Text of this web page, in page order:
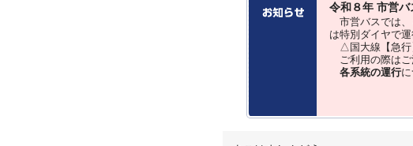
令和８年 市営
市営バスでは、
は特別ダイヤで運
△国大線【急行
ご利用の際はご
各系統の運行